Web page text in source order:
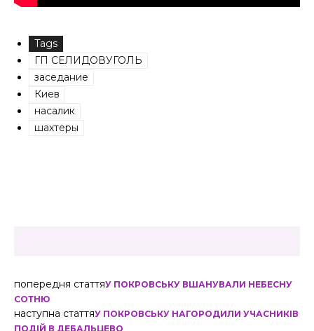
Tags
ГП СЕЛИДОВУГОЛЬ
заседание
Киев
насалик
шахтеры
попередня статтяУ ПОКРОВСЬКУ ВШАНУВАЛИ НЕБЕСНУ
СОТНЮ
наступна статтяУ ПОКРОВСЬКУ НАГОРОДИЛИ УЧАСНИКІВ
ПОДІЙ В ДЕБАЛЬЦЕВО